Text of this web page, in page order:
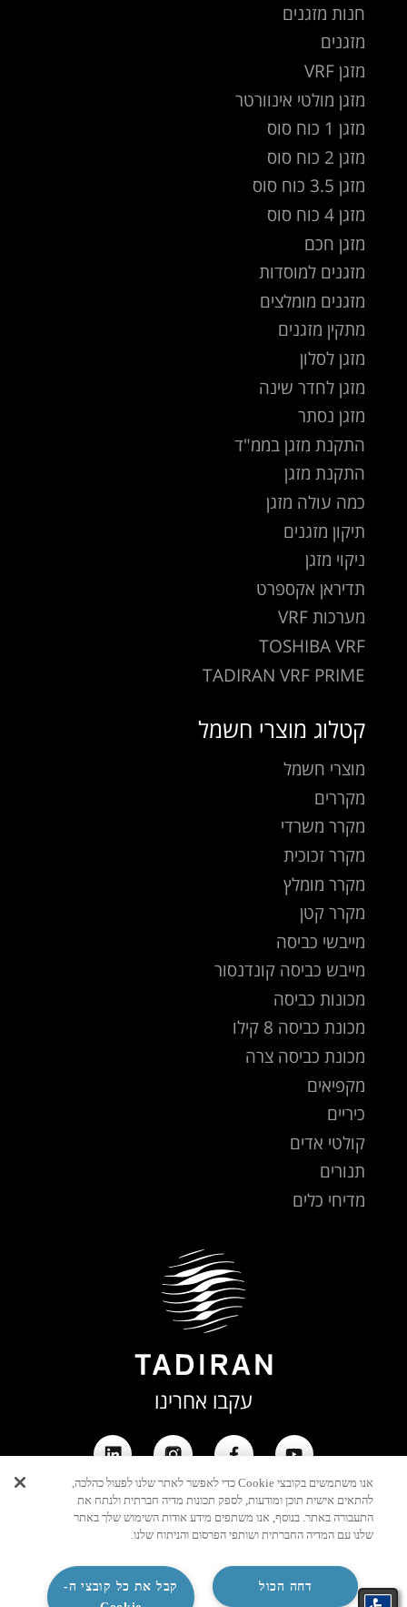
חנות מזגנים
מזגנים
מזגן VRF
מזגן מולטי אינוורטר
מזגן 1 כוח סוס
מזגן 2 כוח סוס
מזגן 3.5 כוח סוס
מזגן 4 כוח סוס
מזגן חכם
מזגנים למוסדות
מזגנים מומלצים
מתקין מזגנים
מזגן לסלון
מזגן לחדר שינה
מזגן נסתר
התקנת מזגן בממ"ד
התקנת מזגן
כמה עולה מזגן
תיקון מזגנים
ניקוי מזגן
תדיראן אקספרט
מערכות VRF
TOSHIBA VRF
TADIRAN VRF PRIME
קטלוג מוצרי חשמל
מוצרי חשמל
מקררים
מקרר משרדי
מקרר זכוכית
מקרר מומלץ
מקרר קטן
מייבשי כביסה
מייבש כביסה קונדנסור
מכונות כביסה
מכונת כביסה 8 קילו
מכונת כביסה צרה
מקפיאים
כיריים
קולטי אדים
תנורים
מדיחי כלים
עקבו אחרינו
אנו משתמשים בקובצי Cookie כדי לאפשר לאתר שלנו לפעול כהלכה,
להתאים אישית תוכן ומודעות, לספק תכונות מדיה חברתית ולנתח את
התעבורה באתר. בנוסף, אנו משתפים מידע אודות השימוש שלך באתר
שלנו עם המדיה החברתית ושותפי הפרסום והניתוח שלנו.
קבל את כל קובצי ה-
דחה הכול